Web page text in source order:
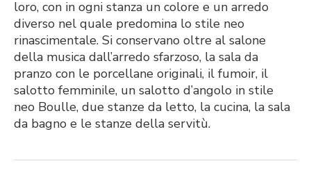
loro, con in ogni stanza un colore e un arredo
diverso nel quale predomina lo stile neo
rinascimentale. Si conservano oltre al salone
della musica dall’arredo sfarzoso, la sala da
pranzo con le porcellane originali, il fumoir, il
salotto femminile, un salotto d’angolo in stile
neo Boulle, due stanze da letto, la cucina, la sala
da bagno e le stanze della servitù.